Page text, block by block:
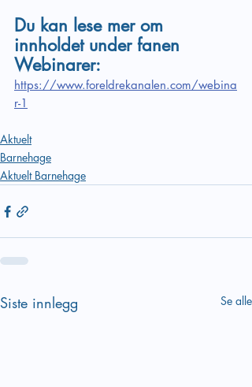
Du kan lese mer om
innholdet under fanen
Webinarer:
https://www.foreldrekanalen.com/webina
r-1
Aktuelt
Barnehage
Aktuelt Barnehage
Siste innlegg Se alle